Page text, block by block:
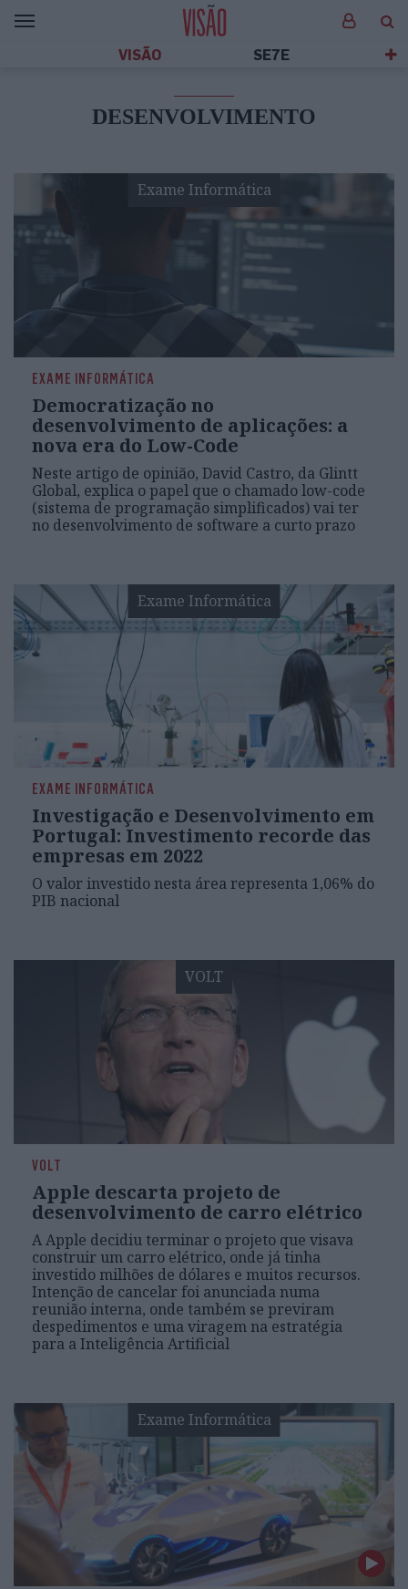
VISÃO SE7E
DESENVOLVIMENTO
Exame Informática
EXAME INFORMÁTICA
Democratização no
desenvolvimento de aplicações: a
nova era do Low-Code
Neste artigo de opinião, David Castro, da Glintt
Global, explica o papel que o chamado low-code
(sistema de programação simplificados) vai ter
no desenvolvimento de software a curto prazo
Exame Informática
EXAME INFORMÁTICA
Investigação e Desenvolvimento em
Portugal: Investimento recorde das
empresas em 2022
O valor investido nesta área representa 1,06% do
PIB nacional
VOLT
VOLT
Apple descarta projeto de
desenvolvimento de carro elétrico
A Apple decidiu terminar o projeto que visava
construir um carro elétrico, onde já tinha
investido milhões de dólares e muitos recursos.
Intenção de cancelar foi anunciada numa
reunião interna, onde também se previram
despedimentos e uma viragem na estratégia
para a Inteligência Artificial
Exame Informática